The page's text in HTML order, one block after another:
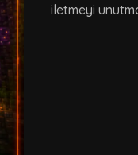
iletmeyi